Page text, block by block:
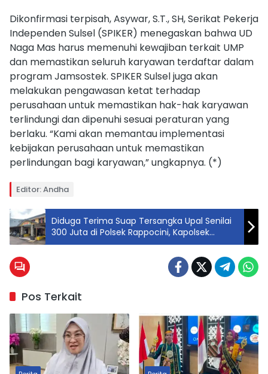
Dikonfirmasi terpisah, Asywar, S.T., SH, Serikat Pekerja
Independen Sulsel (SPIKER) menegaskan bahwa UD
Naga Mas harus memenuhi kewajiban terkait UMP
dan memastikan seluruh karyawan terdaftar dalam
program Jamsostek. SPIKER Sulsel juga akan
melakukan pengawasan ketat terhadap
perusahaan untuk memastikan hak-hak karyawan
terlindungi dan dipenuhi sesuai peraturan yang
berlaku. “Kami akan memantau implementasi
kebijakan perusahaan untuk memastikan
perlindungan bagi karyawan,” ungkapnya. (*)
Editor: Andha
Diduga Terima Suap Tersangka Upal Senilai
300 Juta di Polsek Rappocini, Kapolsek
Rappocini : Kami Tidak Pernah Tangani
Pos Terkait